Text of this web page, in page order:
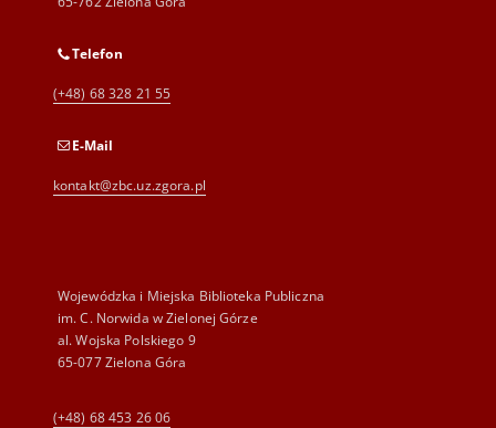
Telefon
(+48) 68 328 21 55
E-Mail
kontakt@zbc.uz.zgora.pl
Wojewódzka i Miejska Biblioteka Publiczna
im. C. Norwida w Zielonej Górze
al. Wojska Polskiego 9
65-077 Zielona Góra
(+48) 68 453 26 06